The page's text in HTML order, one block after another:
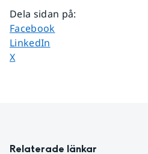
Dela sidan på:
Dela sidan på
Facebook
Dela sidan på
LinkedIn
Dela sidan på
X
Relaterade länkar